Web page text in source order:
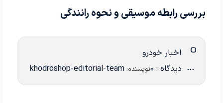
بررسی رابطه موسیقی و نحوه رانندگی
اخبار خودرو
دیدگاه : 0 نویسنده: khodroshop-editorial-team